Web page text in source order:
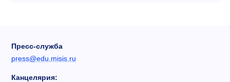
Пресс-служба
press@edu.misis.ru
Канцелярия: